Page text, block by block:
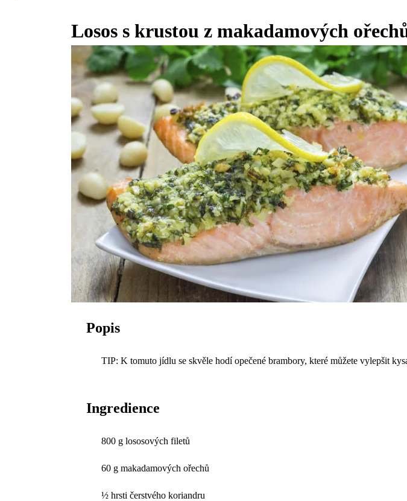
Losos s krustou z makadamových
Popis
TIP: K tomuto jídlu se skvěle hodí opečené brambory, které můžete vylepšit
Ingredience
800 g lososových filetů
60 g makadamových ořechů
½ hrsti čerstvého koriandru